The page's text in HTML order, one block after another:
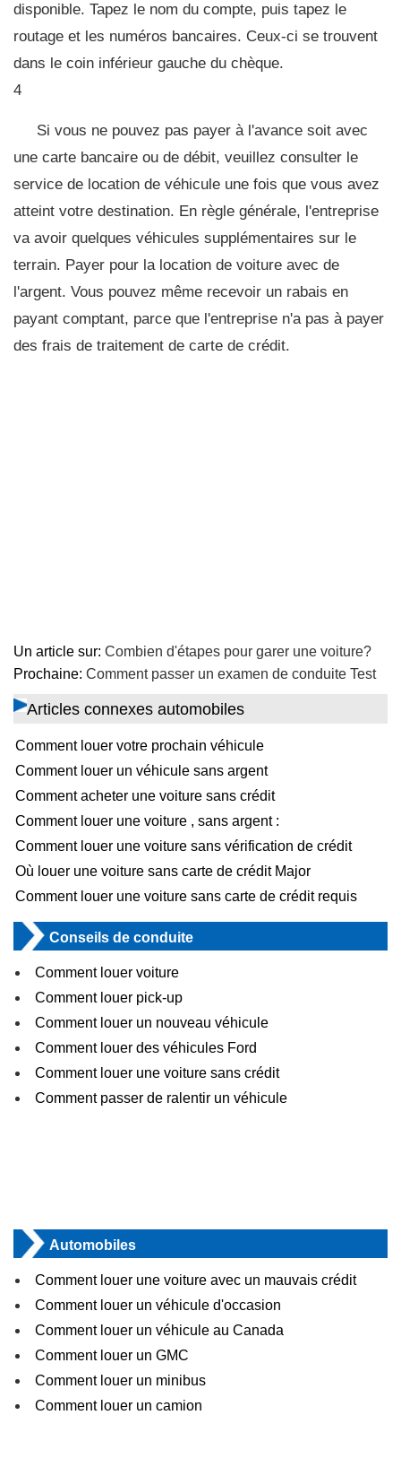
disponible. Tapez le nom du compte, puis tapez le
routage et les numéros bancaires. Ceux-ci se trouvent
dans le coin inférieur gauche du chèque.
4
Si vous ne pouvez pas payer à l'avance soit avec
une carte bancaire ou de débit, veuillez consulter le
service de location de véhicule une fois que vous avez
atteint votre destination. En règle générale, l'entreprise
va avoir quelques véhicules supplémentaires sur le
terrain. Payer pour la location de voiture avec de
l'argent. Vous pouvez même recevoir un rabais en
payant comptant, parce que l'entreprise n'a pas à payer
des frais de traitement de carte de crédit.
Un article sur: Combien d'étapes pour garer une voiture?
Prochaine: Comment passer un examen de conduite Test
Articles connexes automobiles
Comment louer votre prochain véhicule
Comment louer un véhicule sans argent
Comment acheter une voiture sans crédit
Comment louer une voiture , sans argent :
Comment louer une voiture sans vérification de crédit
Où louer une voiture sans carte de crédit Major
Comment louer une voiture sans carte de crédit requis
Conseils de conduite
Comment louer voiture
Comment louer pick-up
Comment louer un nouveau véhicule
Comment louer des véhicules Ford
Comment louer une voiture sans crédit
Comment passer de ralentir un véhicule
Automobiles
Comment louer une voiture avec un mauvais crédit
Comment louer un véhicule d'occasion
Comment louer un véhicule au Canada
Comment louer un GMC
Comment louer un minibus
Comment louer un camion